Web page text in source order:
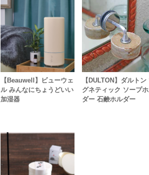
【Beauwell】ビューウェ
ル みんなにちょうどいい
加湿器
【DULTON】ダルトン
グネティック ソープ
ダー 石鹸ホルダー